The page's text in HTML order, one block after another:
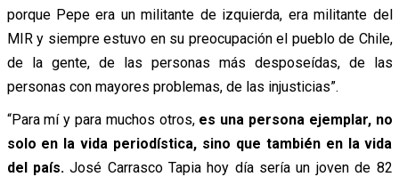
porque Pepe era un militante de izquierda, era militante del
MIR y siempre estuvo en su preocupación el pueblo de Chile,
de la gente, de las personas más desposeídas, de las
personas con mayores problemas, de las injusticias”.
“Para mí y para muchos otros, es una persona ejemplar, no
solo en la vida periodística, sino que también en la vida
del país. José Carrasco Tapia hoy día sería un joven de 82